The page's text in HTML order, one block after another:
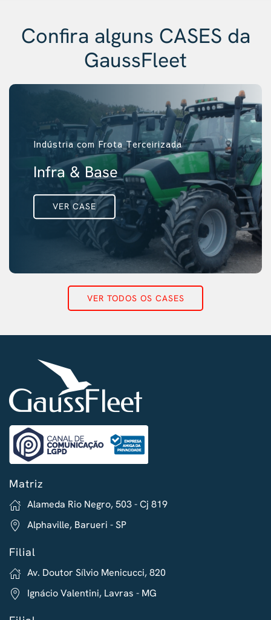
Confira alguns CASES da
GaussFleet
Indústria com Frota Terceirizada
Infra & Base
VER CASE
VER TODOS OS CASES
Matriz
Alameda Rio Negro, 503 - Cj 819
Alphaville, Barueri - SP
Filial
Av. Doutor Sílvio Menicucci, 820
Ignácio Valentini, Lavras - MG